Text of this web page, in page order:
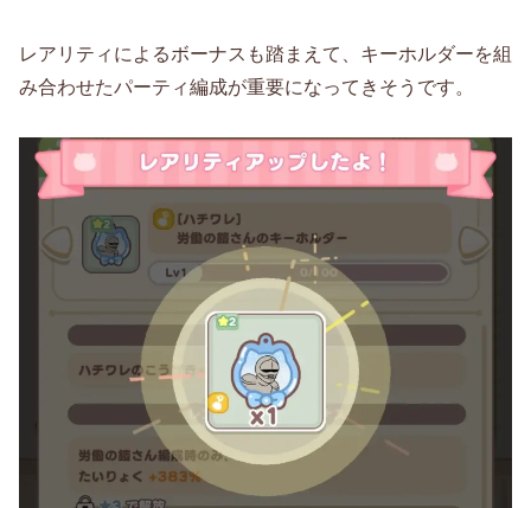
レアリティによるボーナスも踏まえて、キーホルダーを組
み合わせたパーティ編成が重要になってきそうです。